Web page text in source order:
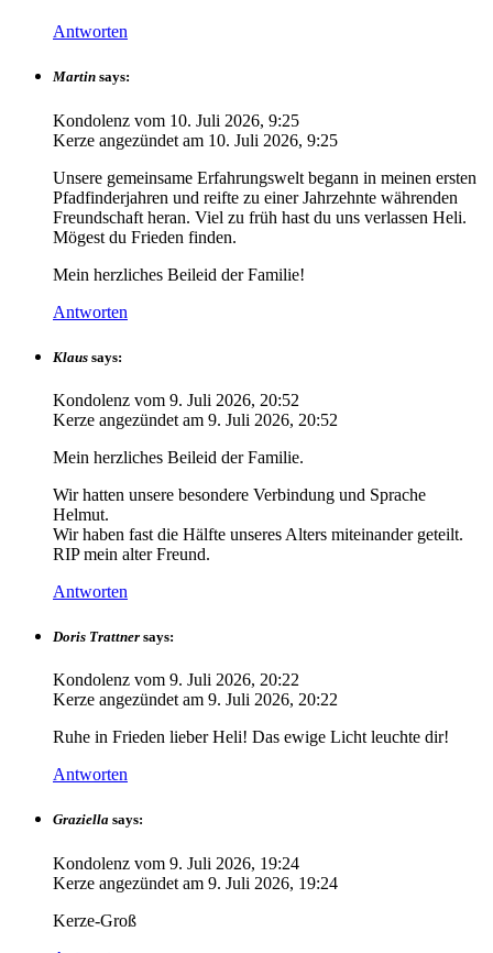
Antworten
Martin says:
Kondolenz vom 10. Juli 2026, 9:25
Kerze angezündet am 10. Juli 2026, 9:25
Unsere gemeinsame Erfahrungswelt begann in meinen ersten
Pfadfinderjahren und reifte zu einer Jahrzehnte währenden
Freundschaft heran. Viel zu früh hast du uns verlassen Heli.
Mögest du Frieden finden.
Mein herzliches Beileid der Familie!
Antworten
Klaus says:
Kondolenz vom 9. Juli 2026, 20:52
Kerze angezündet am 9. Juli 2026, 20:52
Mein herzliches Beileid der Familie.
Wir hatten unsere besondere Verbindung und Sprache
Helmut.
Wir haben fast die Hälfte unseres Alters miteinander geteilt.
RIP mein alter Freund.
Antworten
Doris Trattner says:
Kondolenz vom 9. Juli 2026, 20:22
Kerze angezündet am 9. Juli 2026, 20:22
Ruhe in Frieden lieber Heli! Das ewige Licht leuchte dir!
Antworten
Graziella says:
Kondolenz vom 9. Juli 2026, 19:24
Kerze angezündet am 9. Juli 2026, 19:24
Kerze-Groß